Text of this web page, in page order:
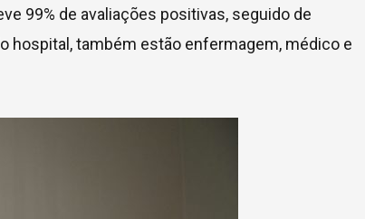
99% de avaliações positivas, seguido de
hospital, também estão enfermagem, médico e